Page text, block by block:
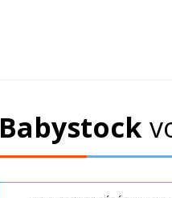
Babystock